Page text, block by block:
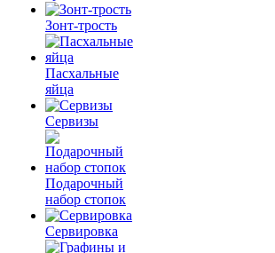
Зонт-трость
Пасхальные
яйца
Сервизы
Подарочный
набор стопок
Сервировка